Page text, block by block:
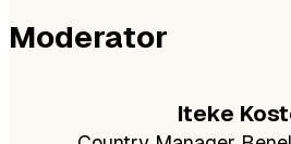
Moderator
Iteke